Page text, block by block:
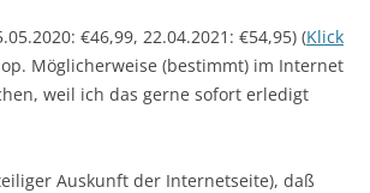
€46,99, 22.04.2021: €54,95) (Klick
Möglicherweise (bestimmt) im Internet
weil ich das gerne sofort erledigt
Auskunft der Internetseite), daß